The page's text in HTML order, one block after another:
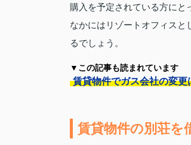
購入を予定されている方にと
なかにはリゾートオフィスと
るでしょう。
▼この記事も読まれています
賃貸物件でガス会社の変
賃貸物件の別荘を